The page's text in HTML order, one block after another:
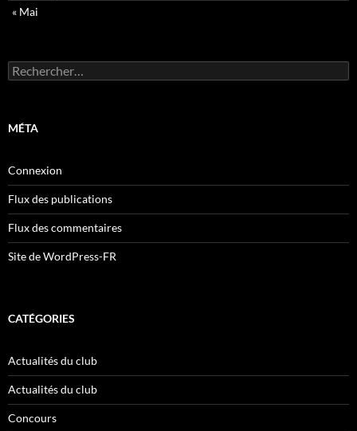
« Mai
Rechercher :
MÉTA
Connexion
Flux des publications
Flux des commentaires
Site de WordPress-FR
CATÉGORIES
Actualités du club
Actualités du club
Concours